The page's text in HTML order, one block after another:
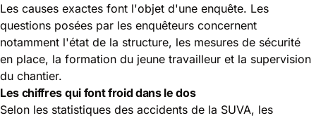
Les causes exactes font l'objet d'une enquête. Les
questions posées par les enquêteurs concernent
notamment l'état de la structure, les mesures de sécurité
en place, la formation du jeune travailleur et la supervision
du chantier.
Les chiffres qui font froid dans le dos
Selon les statistiques des accidents de la SUVA, les